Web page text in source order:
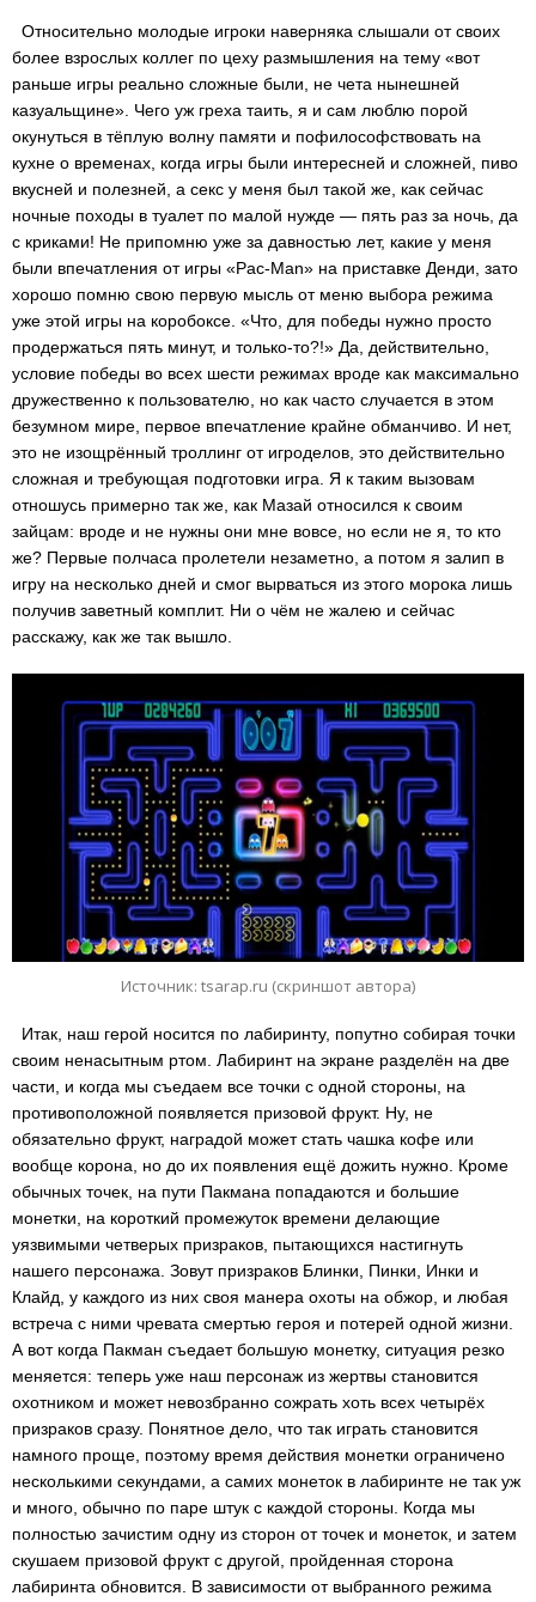
Относительно молодые игроки наверняка слышали от своих
более взрослых коллег по цеху размышления на тему «вот
раньше игры реально сложные были, не чета нынешней
казуальщине». Чего уж греха таить, я и сам люблю порой
окунуться в тёплую волну памяти и пофилософствовать на
кухне о временах, когда игры были интересней и сложней, пиво
вкусней и полезней, а секс у меня был такой же, как сейчас
ночные походы в туалет по малой нужде — пять раз за ночь, да
с криками! Не припомню уже за давностью лет, какие у меня
были впечатления от игры «Pac-Man» на приставке Денди, зато
хорошо помню свою первую мысль от меню выбора режима
уже этой игры на коробоксе. «Что, для победы нужно просто
продержаться пять минут, и только-то?!» Да, действительно,
условие победы во всех шести режимах вроде как максимально
дружественно к пользователю, но как часто случается в этом
безумном мире, первое впечатление крайне обманчиво. И нет,
это не изощрённый троллинг от игроделов, это действительно
сложная и требующая подготовки игра. Я к таким вызовам
отношусь примерно так же, как Мазай относился к своим
зайцам: вроде и не нужны они мне вовсе, но если не я, то кто
же? Первые полчаса пролетели незаметно, а потом я залип в
игру на несколько дней и смог вырваться из этого морока лишь
получив заветный комплит. Ни о чём не жалею и сейчас
расскажу, как же так вышло.
Источник: tsarap.ru (скриншот автора)
Итак, наш герой носится по лабиринту, попутно собирая точки
своим ненасытным ртом. Лабиринт на экране разделён на две
части, и когда мы съедаем все точки с одной стороны, на
противоположной появляется призовой фрукт. Ну, не
обязательно фрукт, наградой может стать чашка кофе или
вообще корона, но до их появления ещё дожить нужно. Кроме
обычных точек, на пути Пакмана попадаются и большие
монетки, на короткий промежуток времени делающие
уязвимыми четверых призраков, пытающихся настигнуть
нашего персонажа. Зовут призраков Блинки, Пинки, Инки и
Клайд, у каждого из них своя манера охоты на обжор, и любая
встреча с ними чревата смертью героя и потерей одной жизни.
А вот когда Пакман съедает большую монетку, ситуация резко
меняется: теперь уже наш персонаж из жертвы становится
охотником и может невозбранно сожрать хоть всех четырёх
призраков сразу. Понятное дело, что так играть становится
намного проще, поэтому время действия монетки ограничено
несколькими секундами, а самих монеток в лабиринте не так уж
и много, обычно по паре штук с каждой стороны. Когда мы
полностью зачистим одну из сторон от точек и монеток, и затем
скушаем призовой фрукт с другой, пройденная сторона
лабиринта обновится. В зависимости от выбранного режима